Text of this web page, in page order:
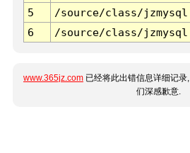
5
/source/class/
6
/source/class/
www.365jz.com 已经将此出错信息详细记
们深感歉意.